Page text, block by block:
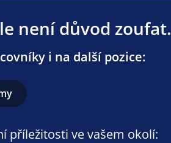
není důvod zoufat.
i na další pozice:
příležitosti ve vašem okolí: